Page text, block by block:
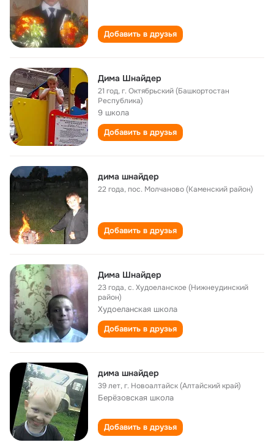
Добавить в друзья
Дима Шнайдер
21 год,г. Октябрьский (Башкортостан
Республика)
9 школа
Добавить в друзья
дима шнайдер
22 года,пос. Молчаново (Каменский район)
Добавить в друзья
Дима Шнайдер
23 года,с. Худоеланское (Нижнеудинский
район)
Худоеланская школа
Добавить в друзья
дима шнайдер
39 лет,г. Новоалтайск (Алтайский край)
Берёзовская школа
Добавить в друзья